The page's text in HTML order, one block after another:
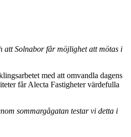
att Solnabor får möjlighet att mötas i
med att omvandla dagens
får Alecta Fastigheter värdefulla
sommargågatan testar vi detta i